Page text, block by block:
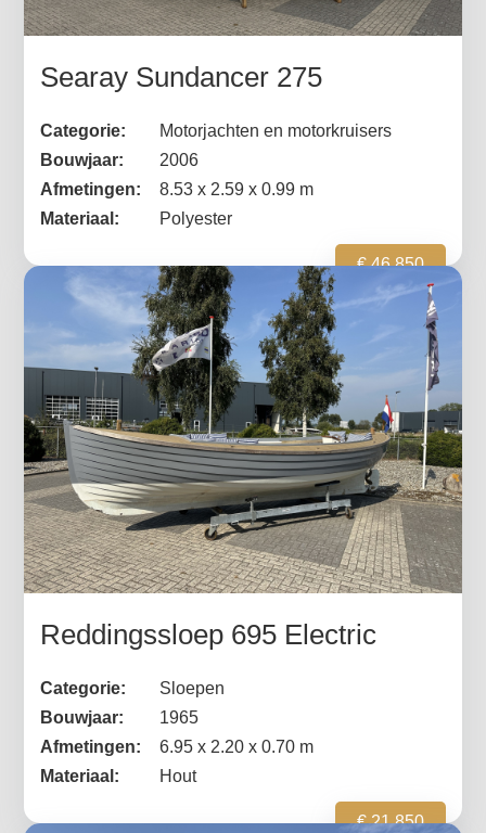
Searay Sundancer 275
Categorie:
Motorjachten en motorkruisers
Bouwjaar:
2006
Afmetingen:
8.53 x 2.59 x 0.99 m
Materiaal:
Polyester
€ 46.850
Reddingssloep 695 Electric
Categorie:
Sloepen
Bouwjaar:
1965
Afmetingen:
6.95 x 2.20 x 0.70 m
Materiaal:
Hout
€ 21.850